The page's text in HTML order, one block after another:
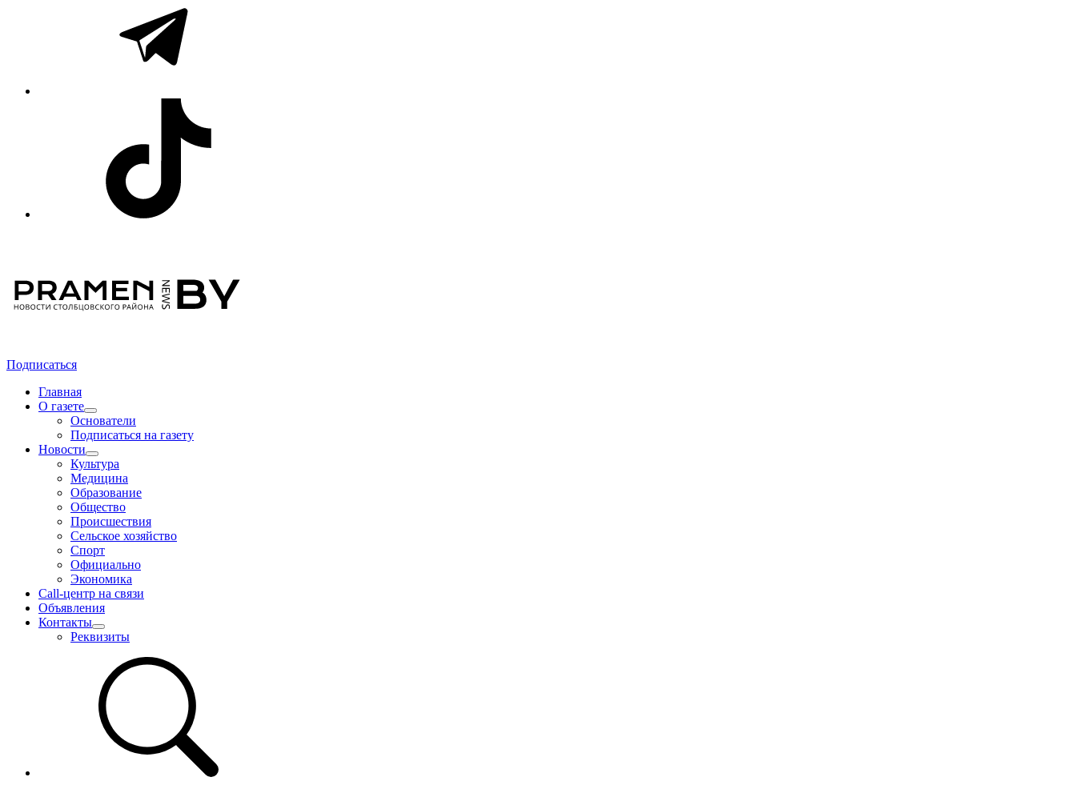
Подписаться
Главная
О газете
Основатели
Подписаться на газету
Новости
Культура
Медицина
Образование
Общество
Происшествия
Сельское хозяйство
Спорт
Официально
Экономика
Call-центр на связи
Объявления
Контакты
Реквизиты